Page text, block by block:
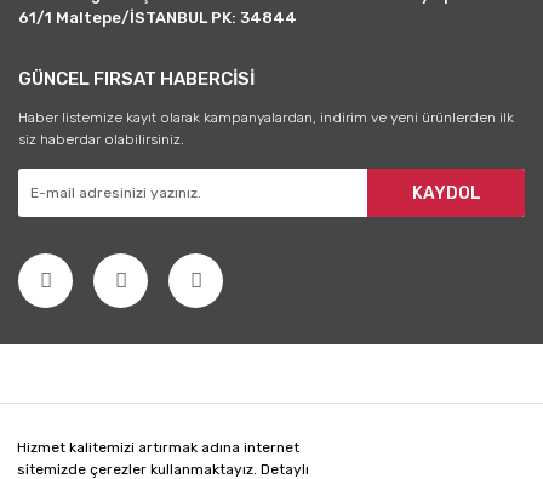
Hizmet kalitemizi artırmak adına internet
sitemizde çerezler kullanmaktayız. Detaylı
61/1 Maltepe/İSTANBUL PK: 34844
GÜNCEL FIRSAT HABERCİSİ
Haber listemize kayıt olarak kampanyalardan, indirim ve yeni ürünlerden ilk
siz haberdar olabilirsiniz.
KAYDOL